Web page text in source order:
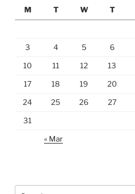
M
T W T
3 4 5 6
10 11 12 13
17 18 19 20
24 25 26 27
31
« Mar